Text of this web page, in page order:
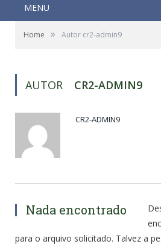
MENU
Home » Autor cr2-admin9
AUTOR CR2-ADMIN9
CR2-ADMIN9
Nada encontrado
para o arquivo solicitado. Talvez a